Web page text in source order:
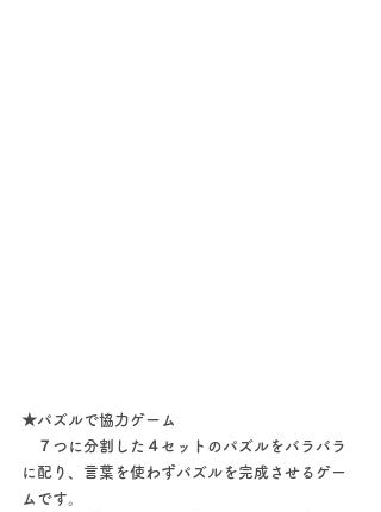
★パズルで協力ゲーム
７つに分割した４セットのパズルをバラバラ
に配り、言葉を使わずパズルを完成させるゲー
ムです。